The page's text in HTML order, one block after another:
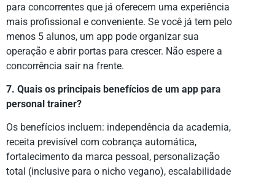
para concorrentes que já oferecem uma experiência
mais profissional e conveniente. Se você já tem pelo
menos 5 alunos, um app pode organizar sua
operação e abrir portas para crescer. Não espere a
concorrência sair na frente.
7. Quais os principais benefícios de um app para
personal trainer?
Os benefícios incluem: independência da academia,
receita previsível com cobrança automática,
fortalecimento da marca pessoal, personalização
total (inclusive para o nicho vegano), escalabilidade